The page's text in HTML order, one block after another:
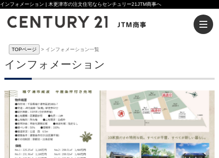
インフォメーション | 木更津市の注文住宅ならセンチュリー21JTM商事へ
TOPページ インフォメーション一覧
インフォメーション